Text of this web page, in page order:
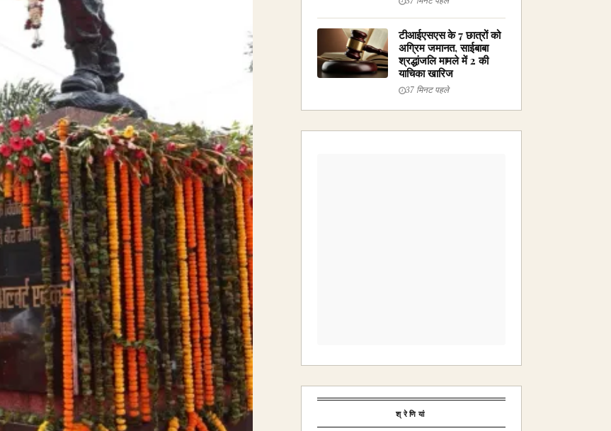
टीआईएसएस के 7 छात्रों को
अग्रिम जमानत, साईबाबा
श्रद्धांजलि मामले में 2 की
याचिका खारिज
37 मिनट पहले
श्रेणियां